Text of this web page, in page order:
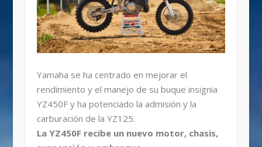
Yamaha se ha centrado en mejorar el
rendimiento y el manejo de su buque insignia
YZ450F y ha potenciado la admisión y la
carburación de la YZ125.
La YZ450F recibe un nuevo motor, chasis,